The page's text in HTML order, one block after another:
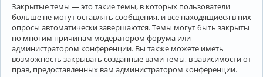
Закрытые темы — это такие темы, в которых пользователи
больше не могут оставлять сообщения, и все находящиеся в них
опросы автоматически завершаются. Темы могут быть закрыты
по многим причинам модератором форума или
администратором конференции. Вы также можете иметь
возможность закрывать созданные вами темы, в зависимости от
прав, предоставленных вам администратором конференции.